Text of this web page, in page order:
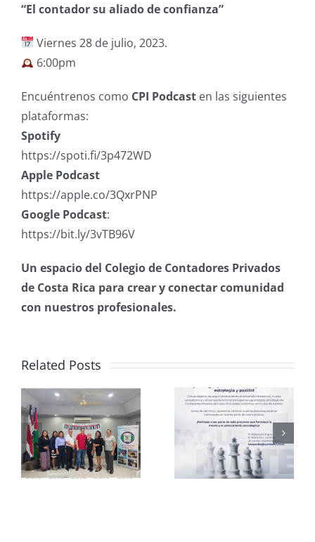
“El contador su aliado de confianza”
Viernes 28 de julio, 2023.
6:00pm
Encuéntrenos como CPI Podcast en las siguientes
plataformas:
Spotify
https://spoti.fi/3p472WD
Apple Podcast
https://apple.co/3QxrPNP
Google Podcast:
https://bit.ly/3vTB96V
Un espacio del Colegio de Contadores Privados
de Costa Rica para crear y conectar comunidad
con nuestros profesionales.
Related Posts
Club de
Ajedrez
CCPCR
Informa